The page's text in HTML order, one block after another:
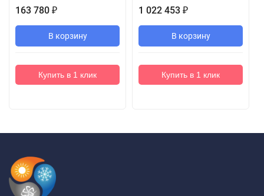
163 780 ₽
В корзину
Купить в 1 клик
1 022 453 ₽
В корзину
Купить в 1 клик